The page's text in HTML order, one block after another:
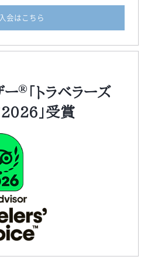
会はこちら
ー® 「トラベラーズ
2026」受賞